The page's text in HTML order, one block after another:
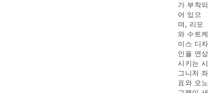
가 부착되
어 있으
며, 리모
와 수트케
이스 디자
인을 연상
시키는 시
그니처 좌
표와 모노